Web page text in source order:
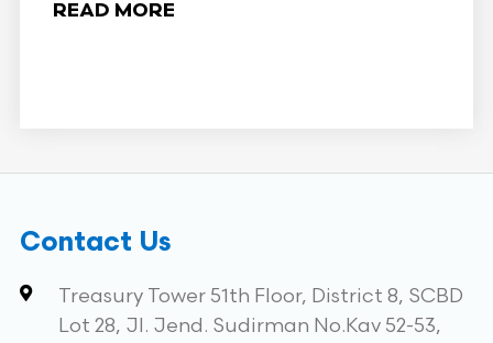
READ MORE
Contact Us
Treasury Tower 51th Floor, District 8, SCBD
Lot 28, Jl. Jend. Sudirman No.Kav 52-53,